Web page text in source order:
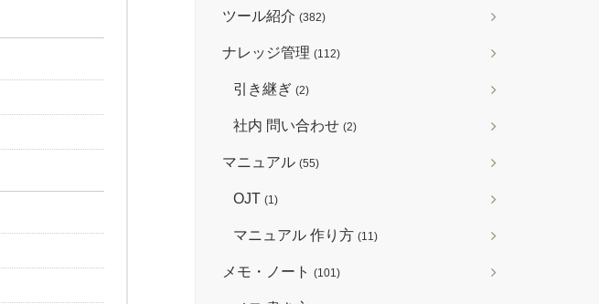
ツール紹介 (382)
ナレッジ管理 (112)
引き継ぎ (2)
社内 問い合わせ (2)
マニュアル (55)
OJT (1)
マニュアル 作り方 (11)
メモ・ノート (101)